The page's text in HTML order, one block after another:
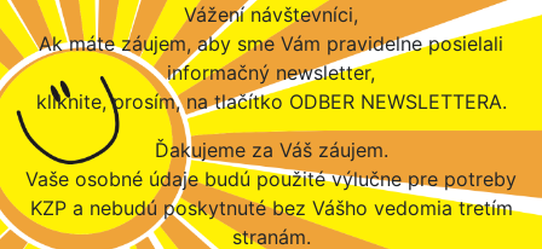
Vážení návštevníci,
Ak máte záujem, aby sme Vám pravidelne posielali
informačný newsletter,
kliknite, prosím, na tlačítko ODBER NEWSLETTERA.
Ďakujeme za Váš záujem.
Vaše osobné údaje budú použité výlučne pre potreby
KZP a nebudú poskytnuté bez Vášho vedomia tretím
stranám.